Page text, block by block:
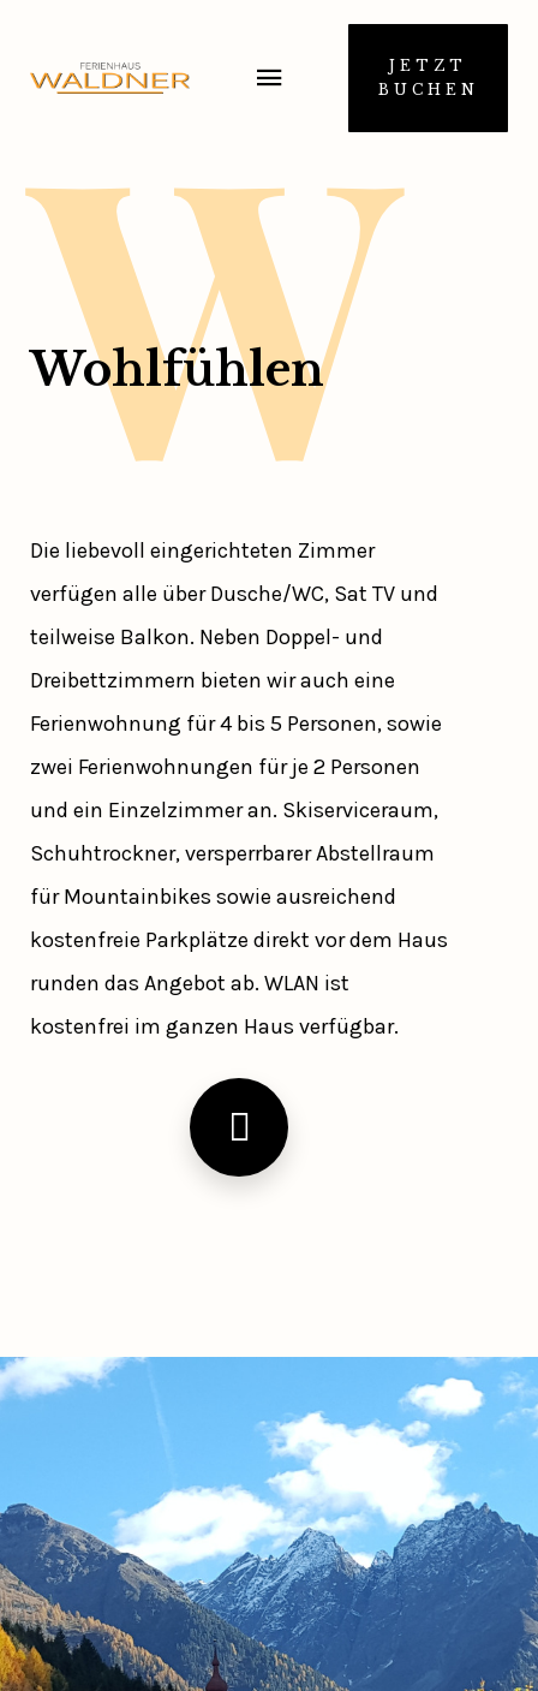
JETZT
BUCHEN
W
Wohlfühlen
Die liebevoll eingerichteten Zimmer
verfügen alle über Dusche/WC, Sat TV und
teilweise Balkon. Neben Doppel- und
Dreibettzimmern bieten wir auch eine
Ferienwohnung für 4 bis 5 Personen, sowie
zwei Ferienwohnungen für je 2 Personen
und ein Einzelzimmer an. Skiserviceraum,
Schuhtrockner, versperrbarer Abstellraum
für Mountainbikes sowie ausreichend
kostenfreie Parkplätze direkt vor dem Haus
runden das Angebot ab. WLAN ist
kostenfrei im ganzen Haus verfügbar.